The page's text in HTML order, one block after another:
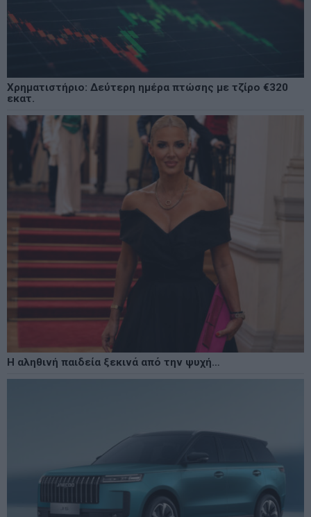
Χρηματιστήριο: Δεύτερη ημέρα πτώσης με τζίρο €320
εκατ.
Η αληθινή παιδεία ξεκινά από την ψυχή…